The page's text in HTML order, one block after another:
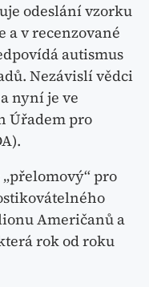
odeslání vzorku
a v recenzované
autismus
Nezávislí vědci
nyní je ve
Úřadem pro
pro
Američanů a
rok od roku